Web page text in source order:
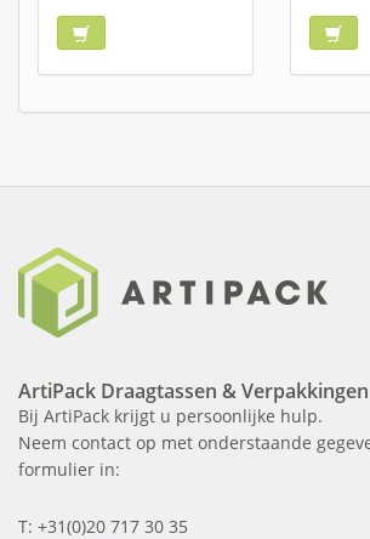
ArtiPack Draagtassen & Verpakkingen
Bij ArtiPack krijgt u persoonlijke hulp.
Neem contact op met onderstaande
formulier in:
T: +31(0)20 717 30 35